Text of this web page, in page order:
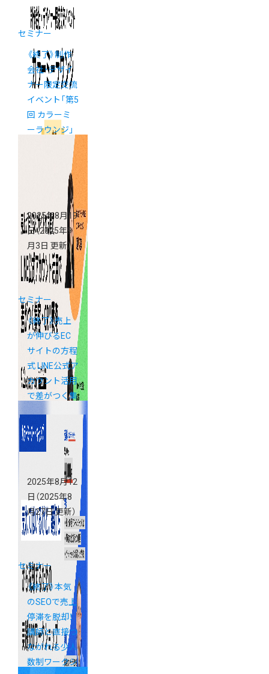
セミナー
《終了》制作
会社・デザイ
ナー限定交流
イベント「第5
回 カラーミ
ーラウンジ」
2025年8月19
日（2025年9
月3日 更新）
セミナー
《終了》売上
が伸びるEC
サイトの方程
式 LINE公式ア
カウント活用
で差がつく集
2025年8月12
日 （2025年8
月27日 更新）
セミナー
《終了》本気
のSEOで売上
停滞を脱却！
講師と直接つ
ながれる少人
数制ワークシ